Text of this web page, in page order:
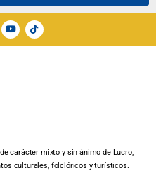
carácter mixto y sin ánimo de Lucro,
culturales, folclóricos y turísticos.